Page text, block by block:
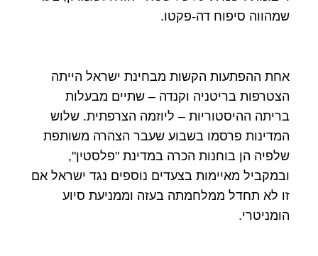
שמהווה סיפוח דה-פקטו.
אחת ההפתעות הקשות מבחינת ישראל הייתה
הצטרפות בריטניה וקנדה – שתיים מבעלות
בריתה ההיסטוריות – ליוזמה הצרפתית. שלוש
המדינות פרסמו בשבוע שעבר הצהרה משותפת
שלפיה הן בוחנות הכרה במדינת "פלסטין",
ובמקביל מאיימות בצעדים נוספים נגד ישראל אם
זו לא תחדל ממלחמתה בעזה וממניעת סיוע
הומניטרי.